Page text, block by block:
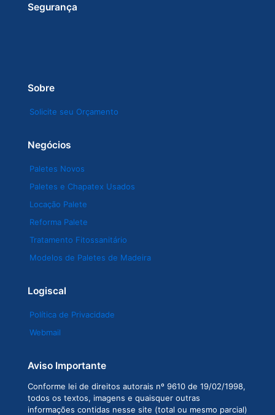
Segurança
Sobre
Solicite seu Orçamento
Negócios
Paletes Novos
Paletes e Chapatex Usados
Locação Palete
Reforma Palete
Tratamento Fitossanitário
Modelos de Paletes de Madeira
Logiscal
Política de Privacidade
Webmail
Aviso Importante
Conforme lei de direitos autorais nº 9610 de 19/02/1998,
todos os textos, imagens e quaisquer outras
informações contidas nesse site (total ou mesmo parcial)